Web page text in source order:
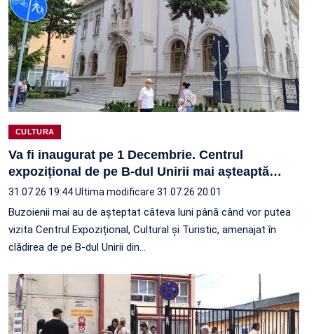
CULTURA
Va fi inaugurat pe 1 Decembrie. Centrul
expozițional de pe B-dul Unirii mai așteaptă…
31.07.26 19:44Ultima modificare 31.07.26 20:01
Buzoienii mai au de așteptat câteva luni până când vor putea
vizita Centrul Expozițional, Cultural și Turistic, amenajat în
clădirea de pe B-dul Unirii din…